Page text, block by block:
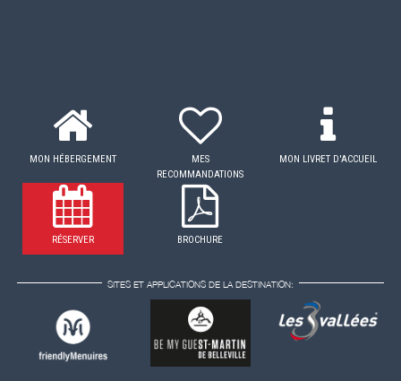
MON HÉBERGEMENT
MES
RECOMMANDATIONS
MON LIVRET D'ACCUEIL
RÉSERVER BROCHURE
SITES ET APPLICATIONS DE LA DESTINATION: